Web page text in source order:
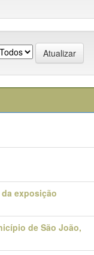
exposição
de São João,